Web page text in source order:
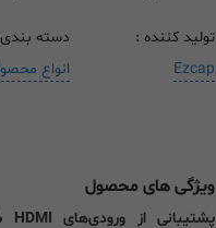
تولید کننده :
Ezcap
دسته
انواع
ویژگی های محصول